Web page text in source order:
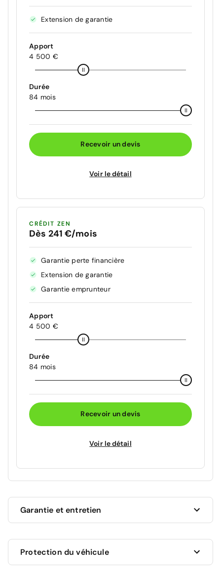
Extension de garantie
Apport
4 500 €
Durée
84 mois
Recevoir un devis
Voir le détail
CRÉDIT ZEN
Dès 241 €/mois
Garantie perte financière
Extension de garantie
Garantie emprunteur
Apport
4 500 €
Durée
84 mois
Recevoir un devis
Voir le détail
Garantie et entretien
mois à compter de la date de livraison.
Protection du véhicule